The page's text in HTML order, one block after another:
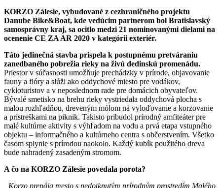
KORZO Zálesie, vybudované z cezhraničného projektu
Danube Bike&Boat, kde vedúcim partnerom bol Bratislavský
samosprávny kraj, sa ocitlo medzi 21 nominovanými dielami na
ocenenie CE ZA AR 2020 v kategórii exteriér.
Táto jedinečná stavba prispela k postupnému pretváraniu
zanedbaného pobrežia rieky na živú dedinskú promenádu.
Priestor v súčasnosti umožňuje prechádzky v prírode, objavovanie
fauny a flóry a slúži ako oddychové miesto pre vodákov,
cykloturistov a v neposlednom rade pre domácich obyvateľov.
Bývalé smetisko na brehu rieky vystriedala oddychová plocha s
malou rozhľadňou, dreveným mólom na vyloďovanie a korzovanie
a prístreškami na piknik. Takisto pribudol prírodný amfiteáter pre
malé kultúrne aktivity s výhľadom na vodu a prvá etapa vstupného
objektu – informačného a kultúrneho centra s občerstvením. Všetko
časom splynie s prírodou naokolo. Každý kubík použitého dreva
bude nahradený zasadeným stromom.
A čo na KORZO Zálesie povedala porota?
„Korzo prepája mesto s nedotknutým prírodným prostredím Malého